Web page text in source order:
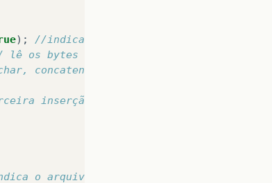
);
//indica o arquivo p/ gravação de
lê os bytes decodifica para unicode e
concatena e a monta a string p
inserção"
o arquivo p/ leitura (saida.txt) - lê